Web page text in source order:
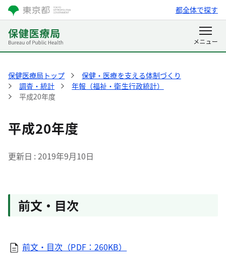
都全体で探す
保健医療局トップ
保健・医療を支える体制づくり
調査・統計
年報（福祉・衛生行政統計）
平成20年度
平成20年度
更新日 2019年9月10日
前文・目次
前文・目次（PDF：260KB）